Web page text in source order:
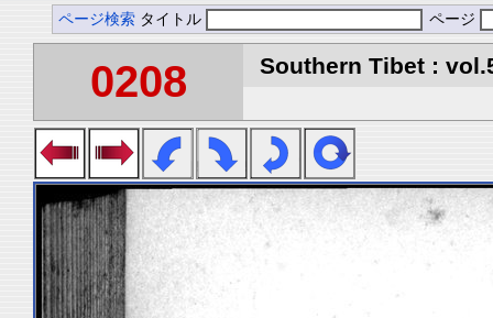
ページ検索 タイトル ページ
0208 Southern Tibet :